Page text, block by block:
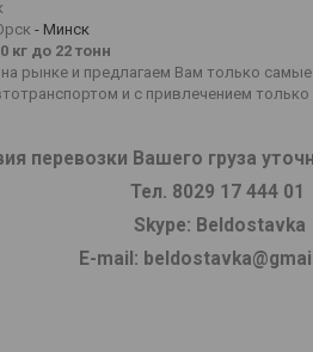
- Минск
кг до 22 тонн
рынке и предлагаем Вам только самые
и с привлечением только
перевозки Вашего груза
Тел. 8029 17 444 01
Skype: Beldostavka
E-mail: